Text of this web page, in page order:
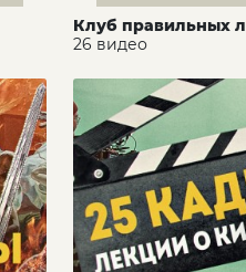
Клуб правильных
26 видео